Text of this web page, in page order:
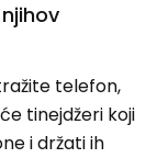
telefon,
tinejdžeri koji
i držati ih